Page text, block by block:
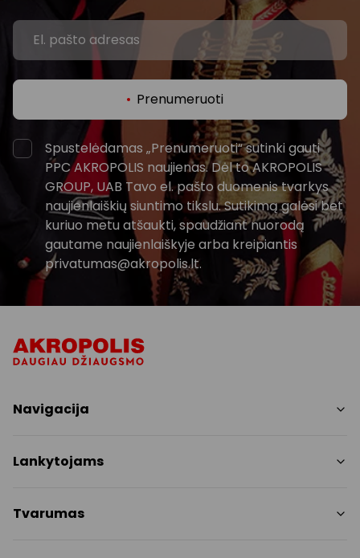
Prenumeruoti
Spustelėdamas „Prenumeruoti“ sutinki gauti
PPC AKROPOLIS naujienas. Dėl to AKROPOLIS
GROUP, UAB Tavo el. pašto duomenis tvarkys
naujienlaiškių siuntimo tikslu. Sutikimą galėsi bet
kuriuo metu atšaukti, spaudžiant nuorodą
gautame naujienlaiškyje arba kreipiantis
privatumas@akropolis.lt.
Navigacija
Paslaugos
Pramogos
Lankytojams
Nemokami patogumai
Tvarumas